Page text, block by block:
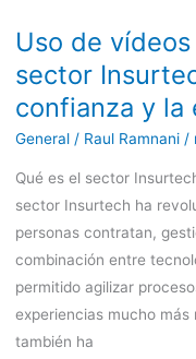
Uso de
sector
confianza y la
General/ Raul Ramnani /
Qué es el sector
sector Insurtech ha
personas contratan,
combinación entre
permitido agilizar
experiencias mucho más
también ha
vídeos
explicativos
el
sector
Insurtech:
cómo
mejorar
la
confianza
y
la